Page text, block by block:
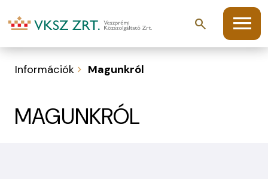
search menu
Információk Magunkról
MAGUNKRÓL